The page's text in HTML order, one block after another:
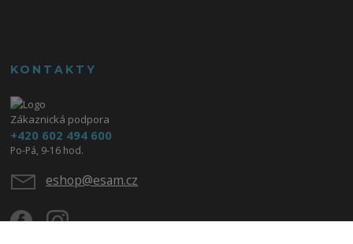
KONTAKTY
Zákaznická podpora
+420 602 494 600
Po-Pá, 9-16 hod.
eshop@esam.cz